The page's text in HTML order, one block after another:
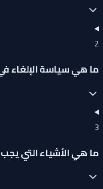
2
ما هي سياسة الإلغاء
3
ما هي الأشياء التي